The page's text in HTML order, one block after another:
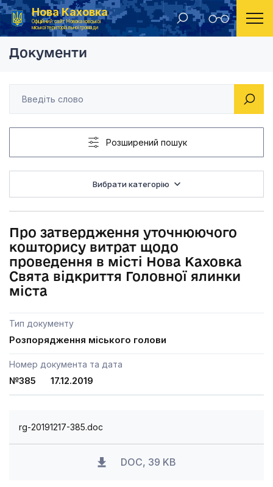
Нова Каховка
Офіційний сайт Новокаховської
міської територіальної громади
Головна Розпорядження Новокаховського міського голови 2019 рік Про затвердження
Документи
Розширений пошук
Вибрати категорію
Про затвердження уточнюючого
кошторису витрат щодо
проведення в місті Нова Каховка
Свята відкриття Головної ялинки
міста
Тип документу
Розпорядження міського голови
Номер документа та дата
№385 17.12.2019
rg-20191217-385.doc
DOC, 39 KB